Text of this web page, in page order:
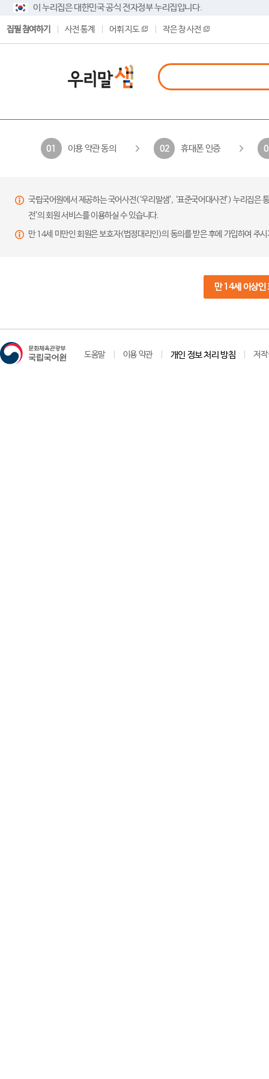
이 누리집은 대한민국 공식 전자정부 누리집입니다.
집필 참여하기 사전 통계 어휘 지도 작은 창 사전
01 이용 약관 동의 02 휴대폰 인증
국립국어원에서 제공하는 국어사전(‘우리말샘’, ‘표준국어대사전’) 누리집
전’의 회원 서비스를 이용하실 수 있습니다.
만 14세 미만인 회원은 보호자(법정대리인)의 동의를 받은 후에 가입하여 주
만 14세 이상인
도움말 이용 약관 개인 정보 처리 방침 저